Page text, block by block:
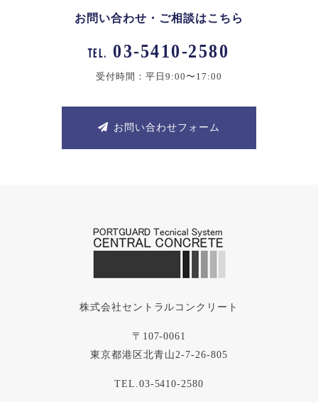
お問い合わせ・ご相談はこちら
TEL. 03-5410-2580
受付時間：平日9:00〜17:00
お問い合わせフォーム
株式会社セントラルコンクリート
〒107-0061
東京都港区北青山2-7-26-805
TEL.03-5410-2580